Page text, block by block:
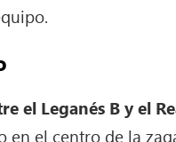
el Leganés B y el
en el centro de la